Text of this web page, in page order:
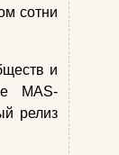
сотни
и
MAS-
релиз